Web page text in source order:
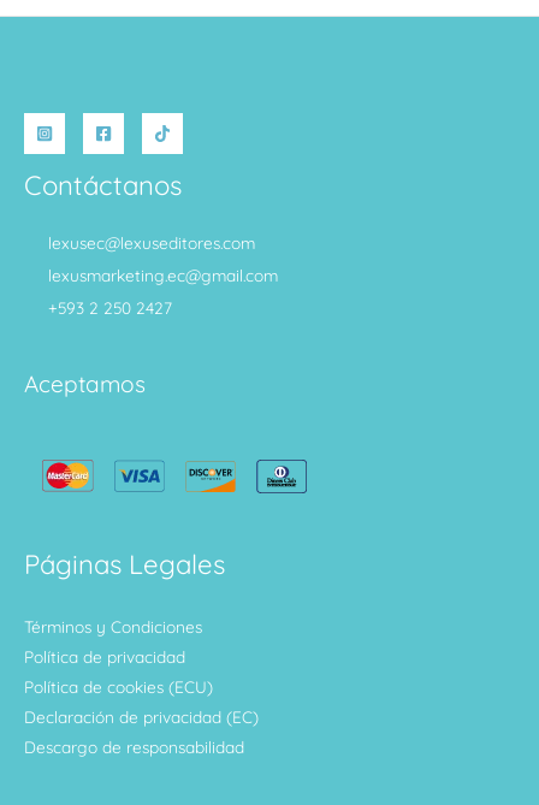
Contáctanos
lexusec@lexuseditores.com
lexusmarketing.ec@gmail.com
+593 2 250 2427
Aceptamos
Páginas Legales
Términos y Condiciones
Política de privacidad
Política de cookies (ECU)
Declaración de privacidad (EC)
Descargo de responsabilidad